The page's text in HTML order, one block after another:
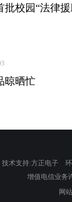
批校园“法律
晾晒忙
术支持:方正电子
增值电信业务
网